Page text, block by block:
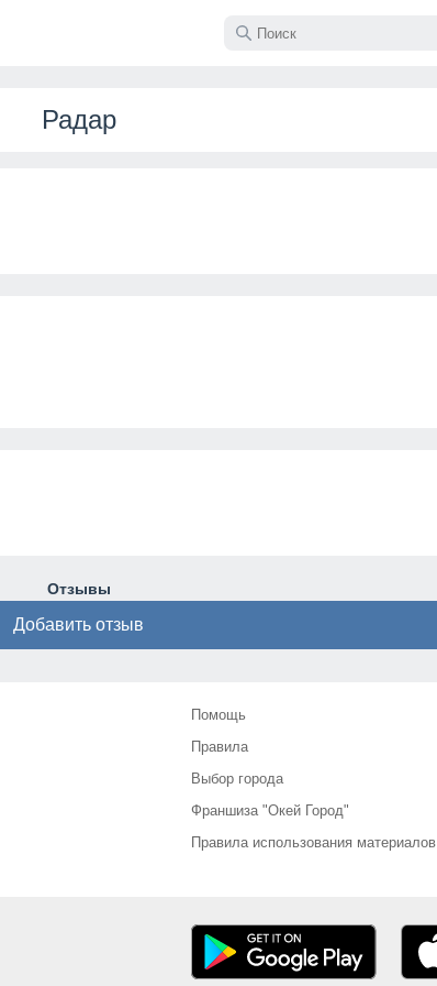
Радар
Отзывы
Добавить отзыв
Помощь
Правила
Выбор города
Франшиза "Окей Город"
Правила использования материалов